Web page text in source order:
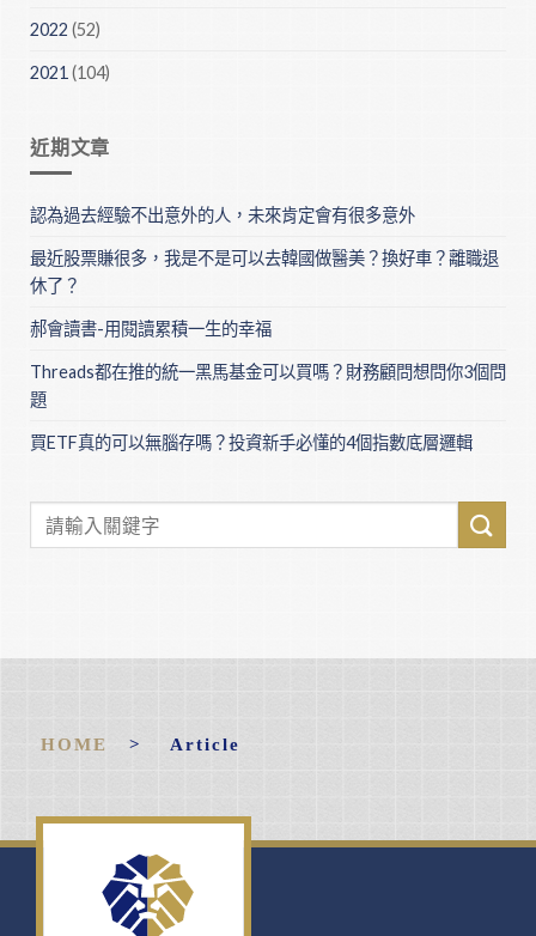
2022 (52)
2021 (104)
近期文章
認為過去經驗不出意外的人，未來肯定會有很多意外
最近股票賺很多，我是不是可以去韓國做醫美？換好車？離職退
休了？
郝會讀書-用閱讀累積一生的幸福
Threads都在推的統一黑馬基金可以買嗎？財務顧問想問你3個問
題
買ETF真的可以無腦存嗎？投資新手必懂的4個指數底層邏輯
HOME > Article